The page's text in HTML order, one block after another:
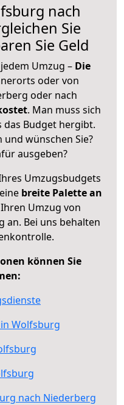
nach
Sie
Sie Geld
Umzug – Die
oder von
oder nach
. Man muss sich
das Budget hergibt.
wünschen Sie?
ausgeben?
Umzugsbudgets
breite Palette an
Umzug von
an. Bei uns behalten
können Sie
Wolfsburg
nach Niederberg